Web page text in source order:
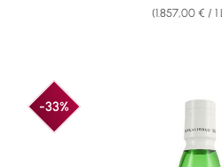
(1.857,00 € / 1
-33%